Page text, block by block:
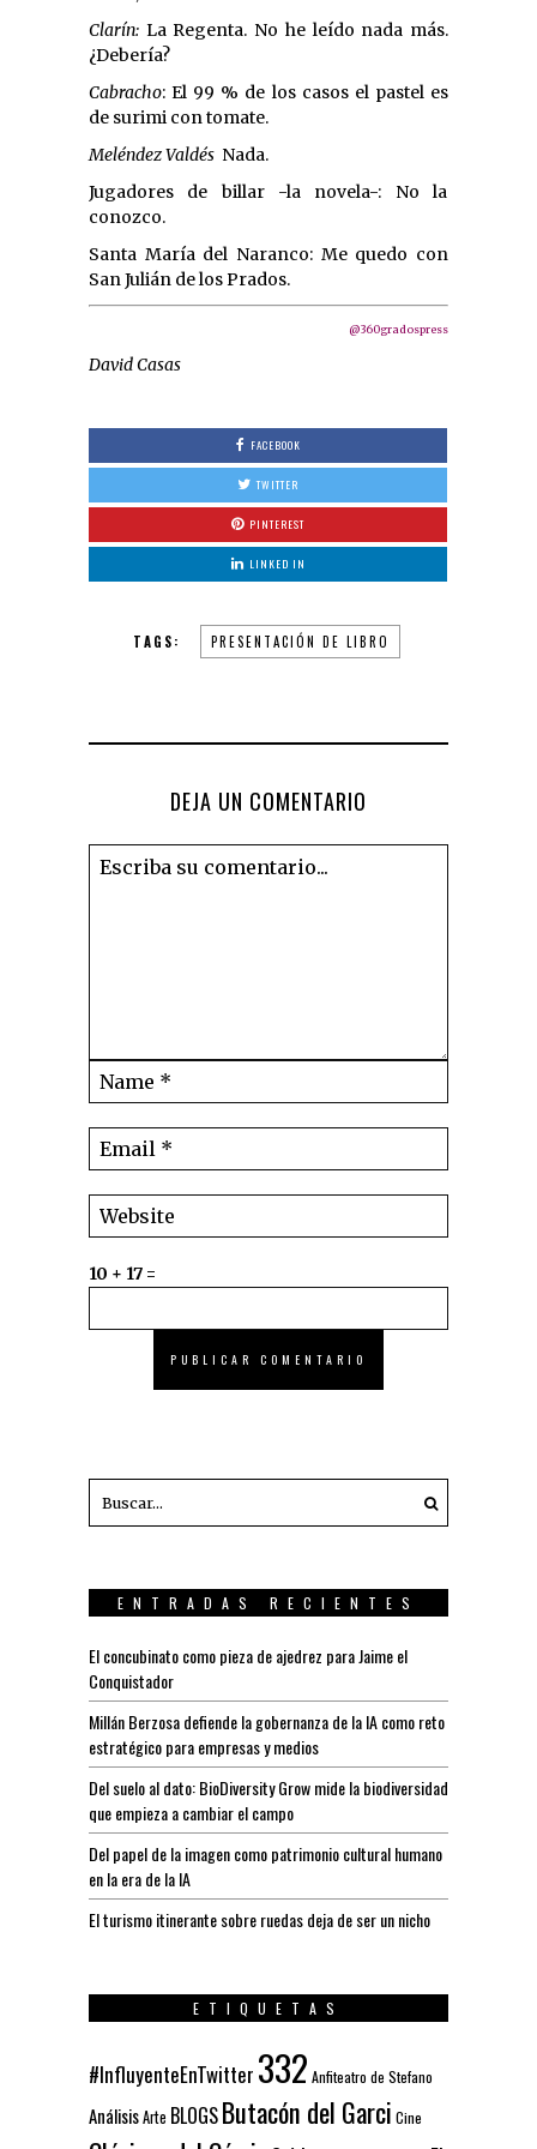
Clarín: La Regenta. No he leído nada más.
¿Debería?
Cabracho: El 99 % de los casos el pastel es
de surimi con tomate.
Meléndez Valdés  Nada.
Jugadores de billar -la novela-: No la
conozco.
Santa María del Naranco: Me quedo con
San Julián de los Prados.
@360gradospress
David Casas
FACEBOOK
TWITTER
PINTEREST
LINKED IN
TAGS: PRESENTACIÓN DE LIBRO
DEJA UN COMENTARIO
10 + 17 =
ENTRADAS RECIENTES
El concubinato como pieza de ajedrez para Jaime el
Conquistador
Millán Berzosa defiende la gobernanza de la IA como reto
estratégico para empresas y medios
Del suelo al dato: BioDiversity Grow mide la biodiversidad
que empieza a cambiar el campo
Del papel de la imagen como patrimonio cultural humano
en la era de la IA
El turismo itinerante sobre ruedas deja de ser un nicho
ETIQUETAS
#InfluyenteEnTwitter 332 Anfiteatro de Stefano
AnálisisArte BLOGSButacón del Garci Cine